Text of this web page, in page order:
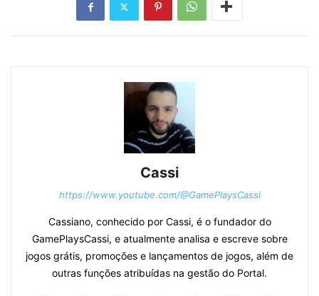
Cassi
https://www.youtube.com/@GamePlaysCassi
Cassiano, conhecido por Cassi, é o fundador do
GamePlaysCassi, e atualmente analisa e escreve sobre
jogos grátis, promoções e lançamentos de jogos, além de
outras funções atribuídas na gestão do Portal.